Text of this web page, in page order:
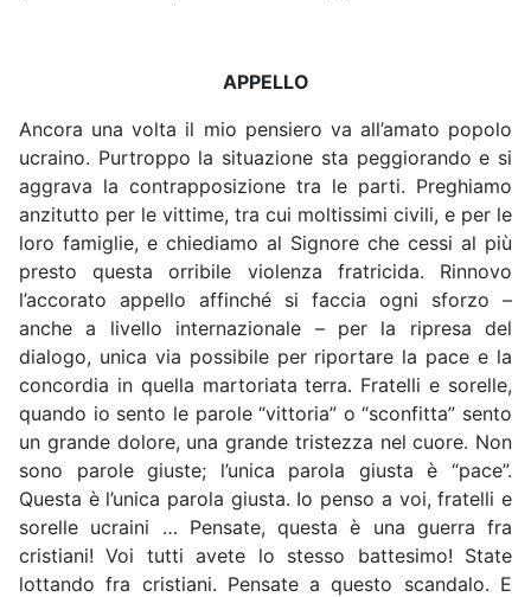
APPELLO
Ancora una volta il mio pensiero va all’amato popolo
ucraino. Purtroppo la situazione sta peggiorando e si
aggrava la contrapposizione tra le parti. Preghiamo
anzitutto per le vittime, tra cui moltissimi civili, e per le
loro famiglie, e chiediamo al Signore che cessi al più
presto questa orribile violenza fratricida. Rinnovo
l’accorato appello affinché si faccia ogni sforzo –
anche a livello internazionale – per la ripresa del
dialogo, unica via possibile per riportare la pace e la
concordia in quella martoriata terra. Fratelli e sorelle,
quando io sento le parole “vittoria” o “sconfitta” sento
un grande dolore, una grande tristezza nel cuore. Non
sono parole giuste; l’unica parola giusta è “pace”.
Questa è l’unica parola giusta. Io penso a voi, fratelli e
sorelle ucraini … Pensate, questa è una guerra fra
cristiani! Voi tutti avete lo stesso battesimo! State
lottando fra cristiani. Pensate a questo scandalo. E